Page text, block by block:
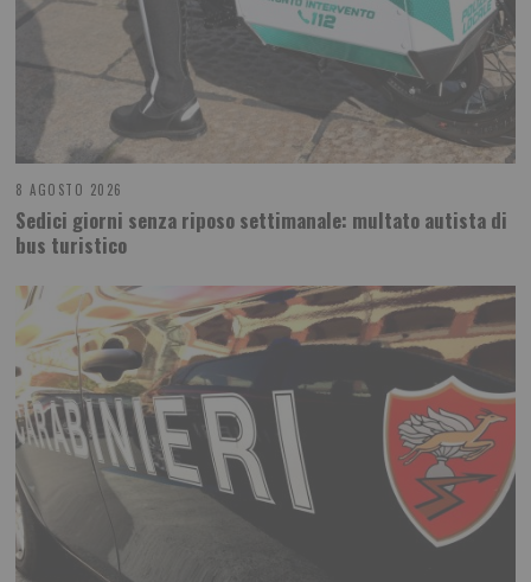
8 AGOSTO 2026
Sedici giorni senza riposo settimanale: multato autista di
bus turistico